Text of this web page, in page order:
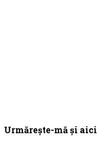
Bara
Urmărește-mă și aici